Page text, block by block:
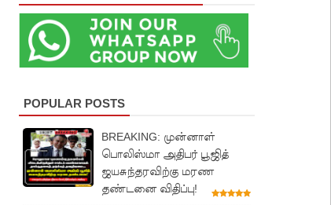
POPULAR POSTS
BREAKING: முன்னாள்
பொலிஸ்மா அதிபர் பூஜித்
ஜயசுந்தரவிற்கு மரண
தண்டனை விதிப்பு!